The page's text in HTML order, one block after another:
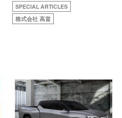
SPECIAL ARTICLES
株式会社 高畠